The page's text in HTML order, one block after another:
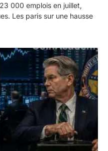
000 emplois en juillet,
Les paris sur une hausse
euros sans prévenir la